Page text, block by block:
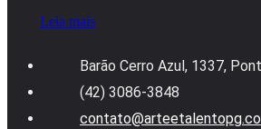
Leia mais
Barão Cerro Azul, 1337,
(42) 3086-3848